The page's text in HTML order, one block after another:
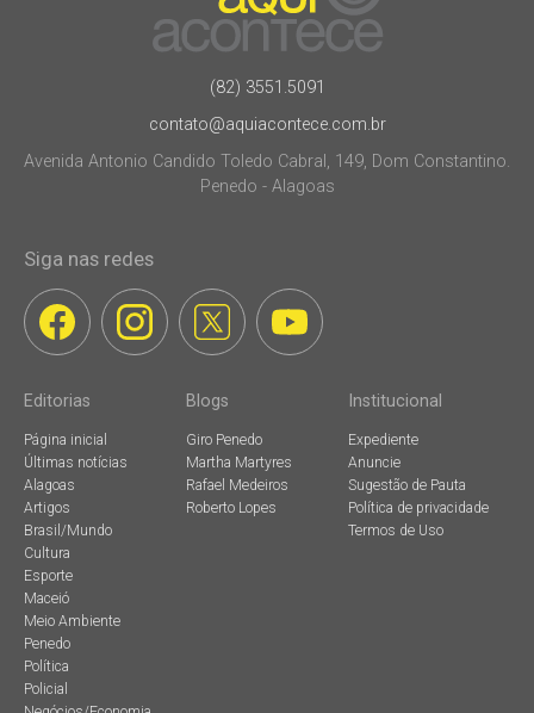
(82) 3551.5091
contato@aquiacontece.com.br
Avenida Antonio Candido Toledo Cabral, 149, Dom Constantino.
Penedo - Alagoas
Siga nas redes
Editorias
Página inicial
Últimas notícias
Alagoas
Artigos
Brasil/Mundo
Cultura
Esporte
Maceió
Meio Ambiente
Penedo
Política
Policial
Blogs
Giro Penedo
Martha Martyres
Rafael Medeiros
Roberto Lopes
Institucional
Expediente
Anuncie
Sugestão de Pauta
Política de privacidade
Termos de Uso